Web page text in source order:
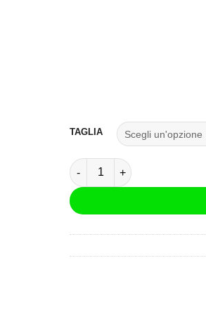
TAGLIA
Giacca Clover Airblade 5